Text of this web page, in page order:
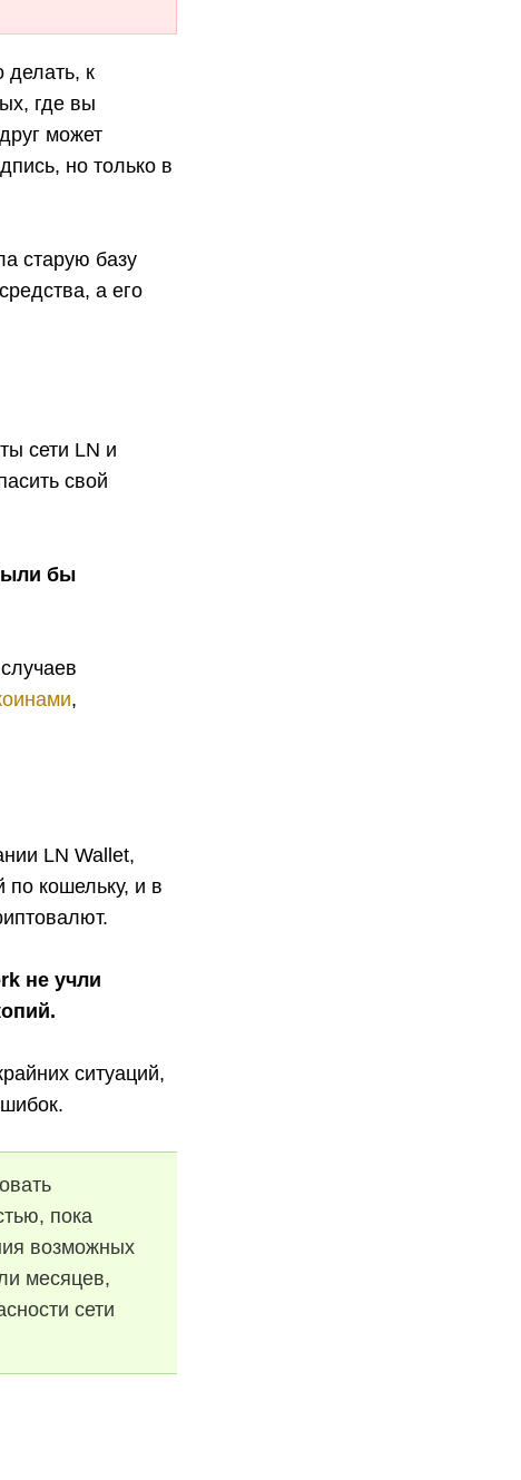
делать, к
где вы
может
но только в
старую базу
а его
сети LN и
свой
бы
,
LN Wallet,
по кошельку, и в
не учли
ситуаций,
пока
возможных
месяцев,
сети